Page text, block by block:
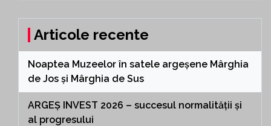
Articole recente
Noaptea Muzeelor în satele argeșene Mârghia
de Jos și Mârghia de Sus
ARGEȘ INVEST 2026 – succesul normalității și
al progresului